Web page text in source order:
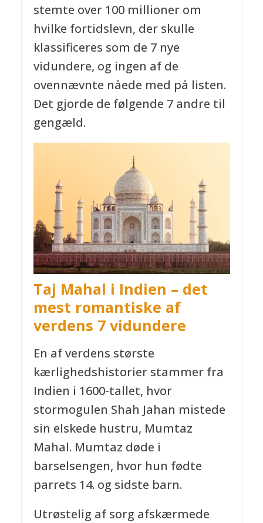
stemte over 100 millioner om
hvilke fortidslevn, der skulle
klassificeres som de 7 nye
vidundere, og ingen af de
ovennævnte nåede med på listen.
Det gjorde de følgende 7 andre til
gengæld.
Taj Mahal i Indien – det
mest romantiske af
verdens 7 vidundere
En af verdens største
kærlighedshistorier stammer fra
Indien i 1600-tallet, hvor
stormogulen Shah Jahan mistede
sin elskede hustru, Mumtaz
Mahal. Mumtaz døde i
barselsengen, hvor hun fødte
parrets 14. og sidste barn.
Utrøstelig af sorg afskærmede